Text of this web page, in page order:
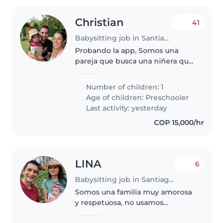
Christian
Babysitting job in Santiago de Cali
41
Probando la app, Somos una
pareja que busca una niñera que
en ciertos horarios nocturnos
para poder disfrutar tiempo en
pareja tambien contamos con..
Number of children: 1
Age of children: Preschooler
Last activity: yesterday
COP 15,000/hr
LINA
Babysitting job in Santiago de Cali
6
Somos una familia muy amorosa
y respetuosa, no usamos